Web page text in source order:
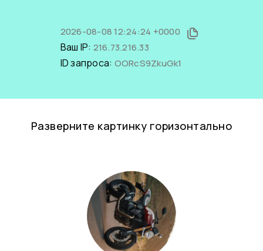
2026-08-08 12:24:24 +0000
Ваш IP: 216.73.216.33
ID запроса: OORcS9ZkuGk1
Разверните картинку горизонтально